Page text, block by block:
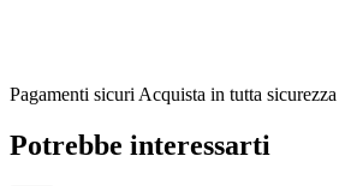
Pagamenti sicuri Acquista in tutta sicurezza
Potrebbe interessarti